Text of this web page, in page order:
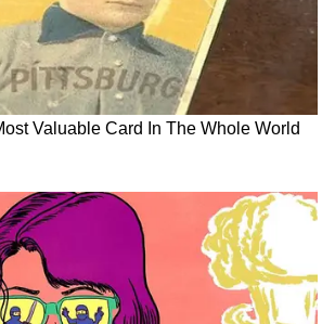
जितना दूसरे यात्री इंटरनेट पर दावा
ही, रोज तीन वक्त का खाना महंगे
में खाने की वजह से भी उनका
चला गया।
'बैकपैकर' बनाम 'महाराजा
पर वायरल हुई, सोशल मीडिया
बंट गए। कुछ लोग इस आंकड़े को
कुछ को यह बिल्कुल वाजिब लगा।